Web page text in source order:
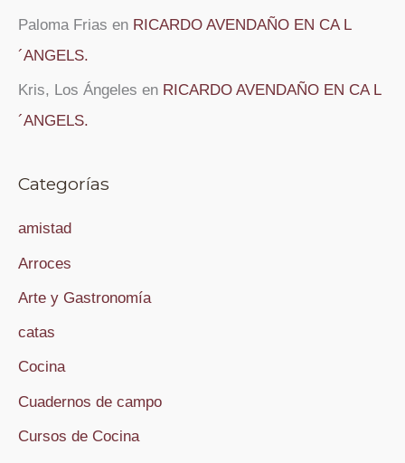
Paloma Frias en RICARDO AVENDAÑO EN CA L
´ANGELS.
Kris, Los Ángeles en RICARDO AVENDAÑO EN CA L
´ANGELS.
Categorías
amistad
Arroces
Arte y Gastronomía
catas
Cocina
Cuadernos de campo
Cursos de Cocina